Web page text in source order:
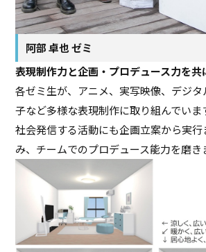
阿部 卓也 ゼミ
表現制作力と企画・プロデュース力を共
各ゼミ生が、アニメ、実写映像、デジ
子など多様な表現制作に取り組んでいま
社会発信する活動にも企画立案から実
み、チームでのプロデュース能力を磨き